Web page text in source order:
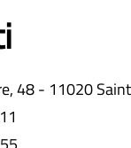
48 - 11020